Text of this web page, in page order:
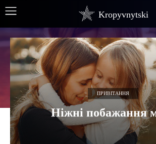
Kropyvnytski
ПРИВІТАННЯ
Ніжні побажання